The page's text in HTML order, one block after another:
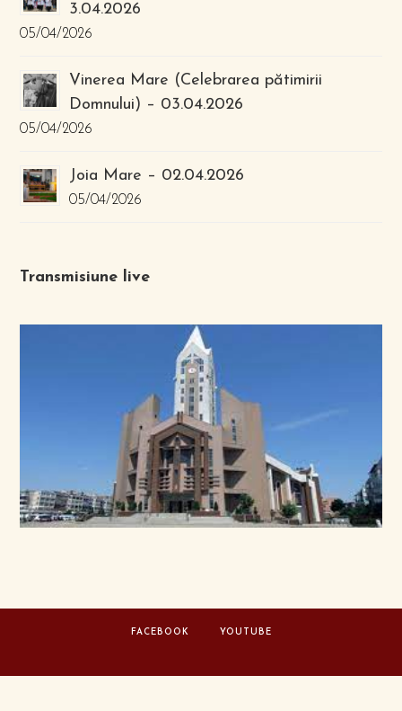
3.04.2026
05/04/2026
Vinerea Mare (Celebrarea pătimirii
Domnului) – 03.04.2026
05/04/2026
Joia Mare – 02.04.2026
05/04/2026
Transmisiune live
FACEBOOK YOUTUBE